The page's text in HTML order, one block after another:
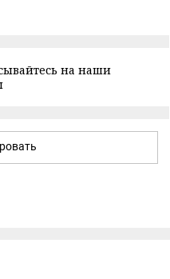
на наши